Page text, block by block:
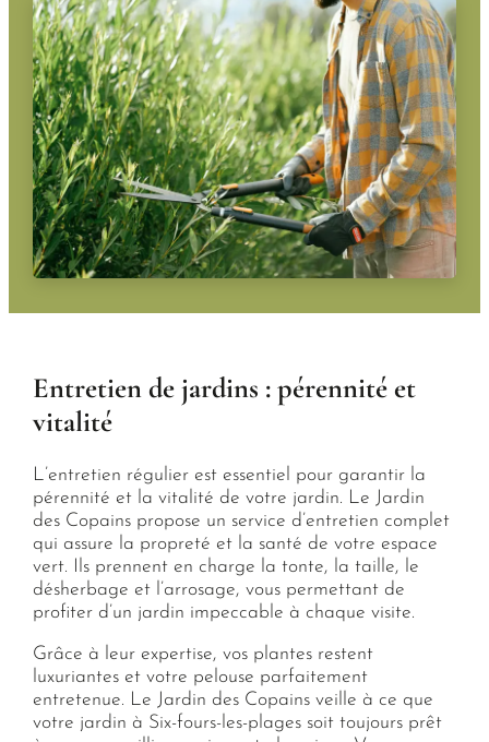
Entretien de jardins : pérennité et
vitalité
L’entretien régulier est essentiel pour garantir la
pérennité et la vitalité de votre jardin. Le Jardin
des Copains propose un service d’entretien complet
qui assure la propreté et la santé de votre espace
vert. Ils prennent en charge la tonte, la taille, le
désherbage et l’arrosage, vous permettant de
profiter d’un jardin impeccable à chaque visite.
Grâce à leur expertise, vos plantes restent
luxuriantes et votre pelouse parfaitement
entretenue. Le Jardin des Copains veille à ce que
votre jardin à Six-fours-les-plages soit toujours prêt